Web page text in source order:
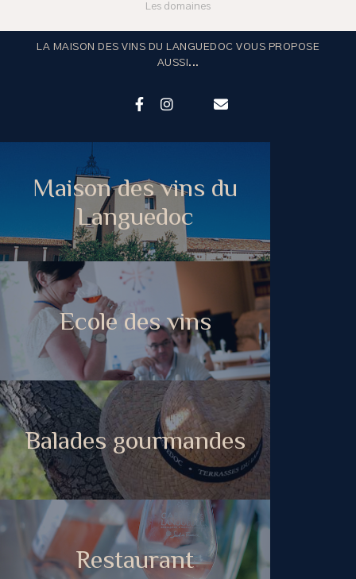
Les domaines
LA MAISON DES VINS DU LANGUEDOC VOUS PROPOSE
AUSSI...
Maison des vins du
Languedoc
Ecole des vins
Balades gourmandes
Restaurant